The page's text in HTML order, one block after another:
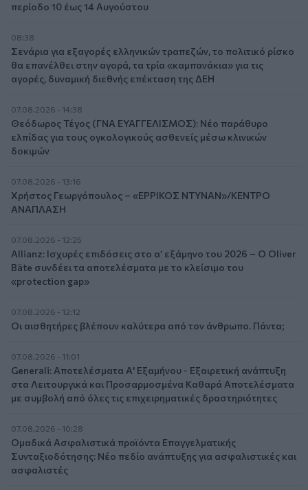
περίοδο 10 έως 14 Αυγούστου
08:38
Σενάρια για εξαγορές ελληνικών τραπεζών, το πολιτικό ρίσκο
θα επανέλθει στην αγορά, τα τρία «καμπανάκια» για τις
αγορές, δυναμική διεθνής επέκταση της ΔΕΗ
07.08.2026 - 14:38
Θεόδωρος Τέγος (ΓΝΑ ΕΥΑΓΓΕΛΙΣΜΟΣ): Νέο παράθυρο
ελπίδας για τους ογκολογικούς ασθενείς μέσω κλινικών
δοκιμών
07.08.2026 - 13:16
Χρήστος Γεωργόπουλος – «ΕΡΡΙΚΟΣ ΝΤΥΝΑΝ»/ΚΕΝΤΡΟ
ΑΝΑΠΛΑΣΗ
07.08.2026 - 12:25
Allianz: Ισχυρές επιδόσεις στο α’ εξάμηνο του 2026 – Ο Oliver
Bäte συνδέει τα αποτελέσματα με το κλείσιμο του
«protection gap»
07.08.2026 - 12:12
Οι αισθητήρες βλέπουν καλύτερα από τον άνθρωπο. Πάντα;
07.08.2026 - 11:01
Generali: Αποτελέσματα Α' Εξαμήνου - Εξαιρετική ανάπτυξη
στα Λειτουργικά και Προσαρμοσμένα Καθαρά Αποτελέσματα
με συμβολή από όλες τις επιχειρηματικές δραστηριότητες
07.08.2026 - 10:28
Ομαδικά Ασφαλιστικά προϊόντα Επαγγελματικής
Συνταξιοδότησης: Νέο πεδίο ανάπτυξης για ασφαλιστικές και
ασφαλιστές